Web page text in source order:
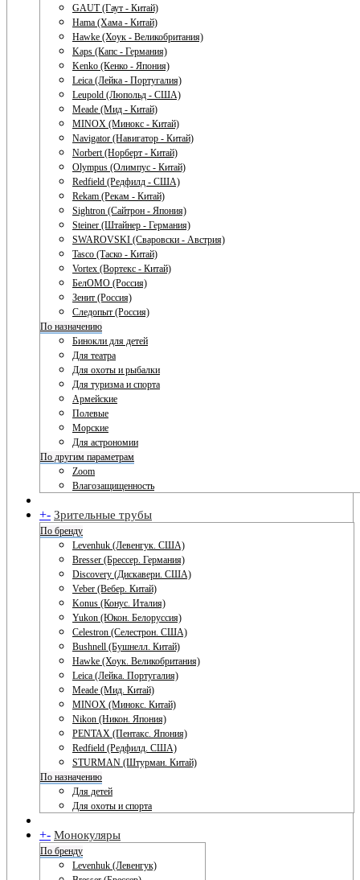
GAUT (Гаут - Китай)
Hama (Хама - Китай)
Hawke (Хоук - Великобритания)
Kaps (Капс - Германия)
Kenko (Кенко - Япония)
Leica (Лейка - Португалия)
Leupold (Люпольд - США)
Meade (Мид - Китай)
MINOX (Минокс - Китай)
Navigator (Навигатор - Китай)
Norbert (Норберт - Китай)
Olympus (Олимпус - Китай)
Redfield (Редфилд - США)
Rekam (Рекам - Китай)
Sightron (Сайтрон - Япония)
Steiner (Штайнер - Германия)
SWAROVSKI (Сваровски - Австрия)
Tasco (Таско - Китай)
Vortex (Вортекс - Китай)
БелОМО (Россия)
Зенит (Россия)
Следопыт (Россия)
По назначению
Бинокли для детей
Для театра
Для охоты и рыбалки
Для туризма и спорта
Армейские
Полевые
Морские
Для астрономии
По другим параметрам
Zoom
Влагозащищенность
+- Зрительные трубы
По бренду
Levenhuk (Левенгук. США)
Bresser (Брессер. Германия)
Discovery (Дискавери. США)
Veber (Вебер. Китай)
Konus (Конус. Италия)
Yukon (Юкон. Белоруссия)
Celestron (Селестрон. США)
Bushnell (Бушнелл. Китай)
Hawke (Хоук. Великобритания)
Leica (Лейка. Португалия)
Meade (Мид. Китай)
MINOX (Минокс. Китай)
Nikon (Никон. Япония)
PENTAX (Пентакс. Япония)
Redfield (Редфилд. США)
STURMAN (Штурман. Китай)
По назначению
Для детей
Для охоты и спорта
+- Монокуляры
По бренду
Levenhuk (Левенгук)